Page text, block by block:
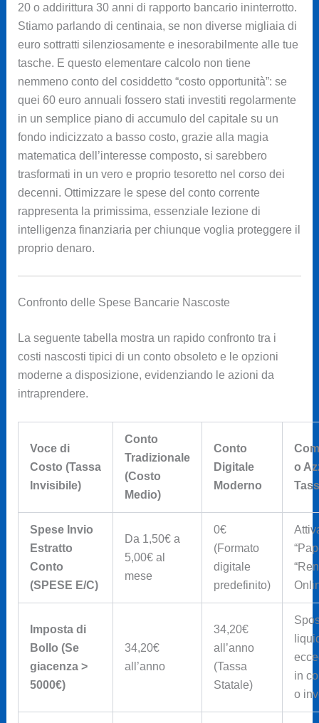
20 o addirittura 30 anni di rapporto bancario ininterrotto.
Stiamo parlando di centinaia, se non diverse migliaia di
euro sottratti silenziosamente e inesorabilmente alle tue
tasche. E questo elementare calcolo non tiene
nemmeno conto del cosiddetto “costo opportunità”: se
quei 60 euro annuali fossero stati investiti regolarmente
in un semplice piano di accumulo del capitale su un
fondo indicizzato a basso costo, grazie alla magia
matematica dell’interesse composto, si sarebbero
trasformati in un vero e proprio tesoretto nel corso dei
decenni. Ottimizzare le spese del conto corrente
rappresenta la primissima, essenziale lezione di
intelligenza finanziaria per chiunque voglia proteggere il
proprio denaro.
Confronto delle Spese Bancarie Nascoste
La seguente tabella mostra un rapido confronto tra i
costi nascosti tipici di un conto obsoleto e le opzioni
moderne a disposizione, evidenziando le azioni da
intraprendere.
Voce di
Costo (Tassa
Invisibile)
Conto
Tradizionale
(Costo
Medio)
Conto
Digitale
Moderno
o
Spese Invio
Estratto
Conto
(SPESE E/C)
Da 1,50€ a
5,00€ al
mese
0€
(Formato
digitale
predefinito)
Imposta di
Bollo (Se
giacenza >
5000€)
34,20€
all’anno
34,20€
all’anno
(Tassa
Statale)
in
o